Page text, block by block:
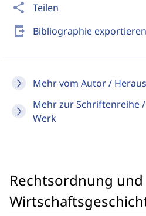
share Teilen
send_to_mobile Bibliographie exportieren
Mehr vom Autor /
Mehr zur Schriftenreihe
Werk
Rechtsordnung und